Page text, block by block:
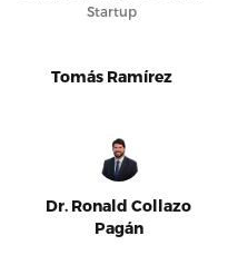
Startup
Tomás Ramírez
Dr. Ronald Collazo
Pagán